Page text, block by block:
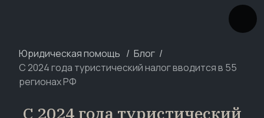
Юридическая помощь
Блог
С 2024 года туристический налог вводится в 55
регионах РФ
С 2024 года туристический